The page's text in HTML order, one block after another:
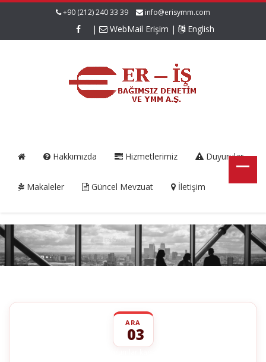
+90 (212) 240 33 39 info@erisymm.com
| WebMail Erişim | English
Hakkımızda Hizmetlerimiz Duyurular
Makaleler Güncel Mevzuat İletişim
ARA
03